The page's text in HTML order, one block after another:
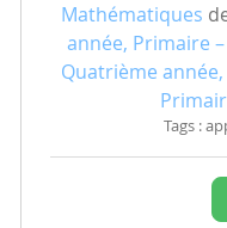
Mathématiques
année, Primaire
Quatrième
Tags :